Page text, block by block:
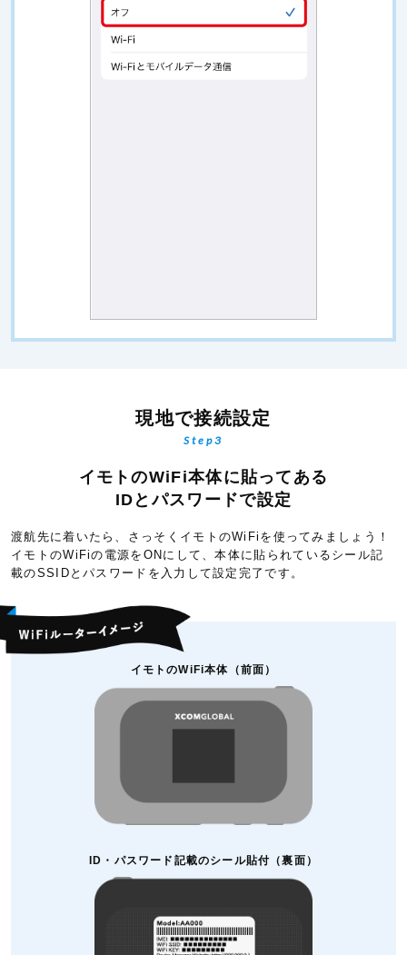
現地で接続設定
Step3
イモトのWiFi本体に貼ってある
IDとパスワードで設定
渡航先に着いたら、さっそくイモトのWiFiを使ってみましょう！
イモトのWiFiの電源をONにして、本体に貼られているシール記
載のSSIDとパスワードを入力して設定完了です。
イモトのWiFi本体（前面）
ID・パスワード記載のシール貼付（裏面）